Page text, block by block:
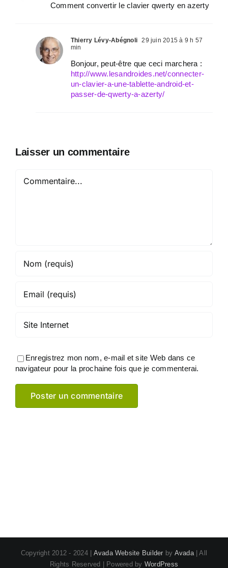
Comment convertir le clavier qwerty en azerty
Thierry Lévy-Abégnoli 29 juin 2015 à 9 h 57
min
Bonjour, peut-être que ceci marchera :
http://www.lesandroides.net/connecter-
un-clavier-a-une-tablette-android-et-
passer-de-qwerty-a-azerty/
Laisser un commentaire
Enregistrez mon nom, e-mail et site Web dans ce
navigateur pour la prochaine fois que je commenterai.
Copyright 2012 - 2024 | Avada Website Builder by Avada| All
Rights Reserved | Powered by WordPress